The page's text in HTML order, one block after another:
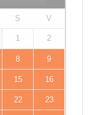
S V
1 2
8 9
15 16
22 23